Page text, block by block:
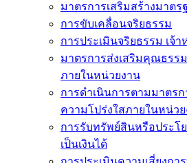
มาตรการเสริมสร้างมาตร
การขับเคลื่อนจริยธรรม
การประเมินจริยธรรม เจ้
มาตรการส่งเสริมคุณธรร
ภายในหน่วยงาน
การดำเนินการตามมาตร
ความโปร่งใสภายในหน่ว
การรับทรัพย์สินหรือประ
เป็นเงินได้